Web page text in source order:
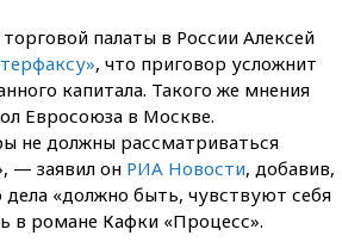
палаты в России Алексей
, что приговор усложнит
капитала. Такого же мнения
Евросоюза в Москве.
не должны рассматриваться
— заявил он РИА Новости, добавив,
дела «должно быть, чувствуют себя
в романе Кафки «Процесс».